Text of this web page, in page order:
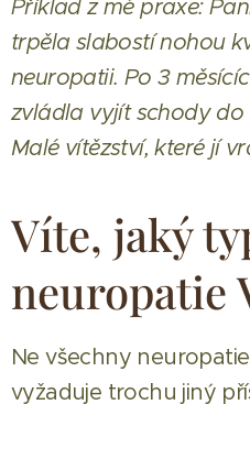
Příklad z mé praxe:
trpěla slabostí nohou
neuropatii. Po 3
zvládla vyjít schody do
Malé vítězství, které jí
Víte, jaký
neuropatie
Ne všechny
vyžaduje trochu jiný